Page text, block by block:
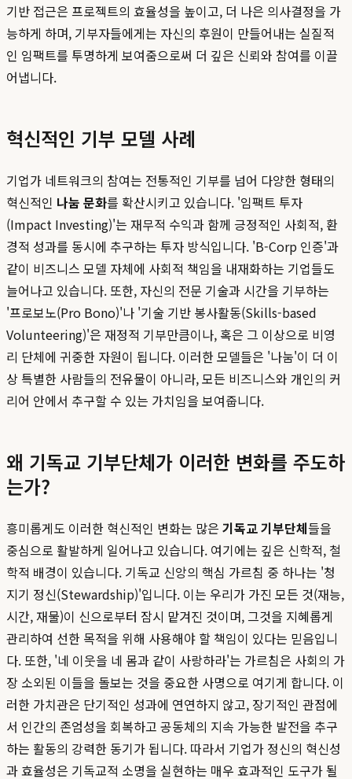
기반 접근은 프로젝트의 효율성을 높이고, 더 나은 의사결정을 가
능하게 하며, 기부자들에게는 자신의 후원이 만들어내는 실질적
인 임팩트를 투명하게 보여줌으로써 더 깊은 신뢰와 참여를 이끌
어냅니다.
혁신적인 기부 모델 사례
기업가 네트워크의 참여는 전통적인 기부를 넘어 다양한 형태의
혁신적인 나눔 문화를 확산시키고 있습니다. '임팩트 투자
(Impact Investing)'는 재무적 수익과 함께 긍정적인 사회적, 환
경적 성과를 동시에 추구하는 투자 방식입니다. 'B-Corp 인증'과
같이 비즈니스 모델 자체에 사회적 책임을 내재화하는 기업들도
늘어나고 있습니다. 또한, 자신의 전문 기술과 시간을 기부하는
'프로보노(Pro Bono)'나 '기술 기반 봉사활동(Skills-based
Volunteering)'은 재정적 기부만큼이나, 혹은 그 이상으로 비영
리 단체에 귀중한 자원이 됩니다. 이러한 모델들은 '나눔'이 더 이
상 특별한 사람들의 전유물이 아니라, 모든 비즈니스와 개인의 커
리어 안에서 추구할 수 있는 가치임을 보여줍니다.
왜 기독교 기부단체가 이러한 변화를 주도하
는가?
흥미롭게도 이러한 혁신적인 변화는 많은 기독교 기부단체들을
중심으로 활발하게 일어나고 있습니다. 여기에는 깊은 신학적, 철
학적 배경이 있습니다. 기독교 신앙의 핵심 가르침 중 하나는 '청
지기 정신(Stewardship)'입니다. 이는 우리가 가진 모든 것(재능,
시간, 재물)이 신으로부터 잠시 맡겨진 것이며, 그것을 지혜롭게
관리하여 선한 목적을 위해 사용해야 할 책임이 있다는 믿음입니
다. 또한, '네 이웃을 네 몸과 같이 사랑하라'는 가르침은 사회의 가
장 소외된 이들을 돌보는 것을 중요한 사명으로 여기게 합니다. 이
러한 가치관은 단기적인 성과에 연연하지 않고, 장기적인 관점에
서 인간의 존엄성을 회복하고 공동체의 지속 가능한 발전을 추구
하는 활동의 강력한 동기가 됩니다. 따라서 기업가 정신의 혁신성
과 효율성은 기독교적 소명을 실현하는 매우 효과적인 도구가 될